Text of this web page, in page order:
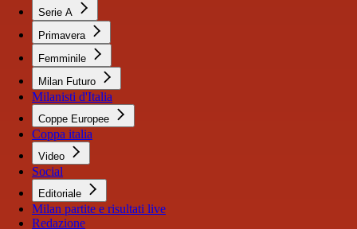
Serie A
Primavera
Femminile
Milan Futuro
Milanisti d'Italia
Coppe Europee
Coppa italia
Video
Social
Editoriale
Milan partite e risultati live
Redazione